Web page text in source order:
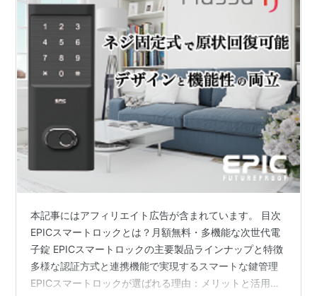
本記事にはアフィリエイト広告が含まれています。 目次
EPICスマートロックとは？月額無料・多機能な次世代電
子錠 EPICスマートロックの主要製品ラインナップと特徴
多様な認証方式と連携機能で実現するスマートな鍵管理
EPICスマートロックが選ばれる理由：メリットと活用シ